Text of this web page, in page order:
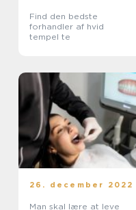
Find den bedste
forhandler af hvid
tempel te
26. december 2022
Man skal lære at leve